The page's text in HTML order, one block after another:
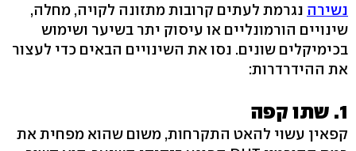
נשירה נגרמת לעתים קרובות מתזונה לקויה, מחלה,
שינויים הורמונליים או עיסוק יתר בשיער ושימוש
בכימיקלים שונים. נסו את השינויים הבאים כדי לעצור
את ההידרדרות:
1. שתו קפה
קפאין עשוי להאט התקרחות, משום שהוא מפחית את